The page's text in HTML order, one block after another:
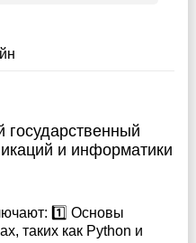
государственный
и информатики
1️⃣ Основы
таких как Python и